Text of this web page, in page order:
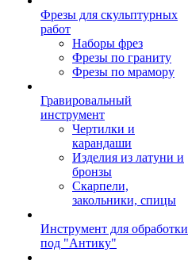
Фрезы для скульптурных
работ
Наборы фрез
Фрезы по граниту
Фрезы по мрамору
Гравировальный
инструмент
Чертилки и
карандаши
Изделия из латуни и
бронзы
Скарпели,
закольники, спицы
Инструмент для обработки
под "Антику"